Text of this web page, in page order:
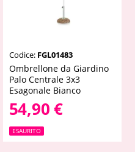
Codice: FGL01483
Ombrellone da Giardino
Palo Centrale 3x3
Esagonale Bianco
54,90 €
ESAURITO